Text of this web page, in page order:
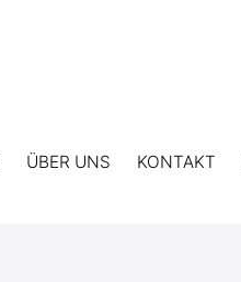
ÜBER UNS KONTAKT